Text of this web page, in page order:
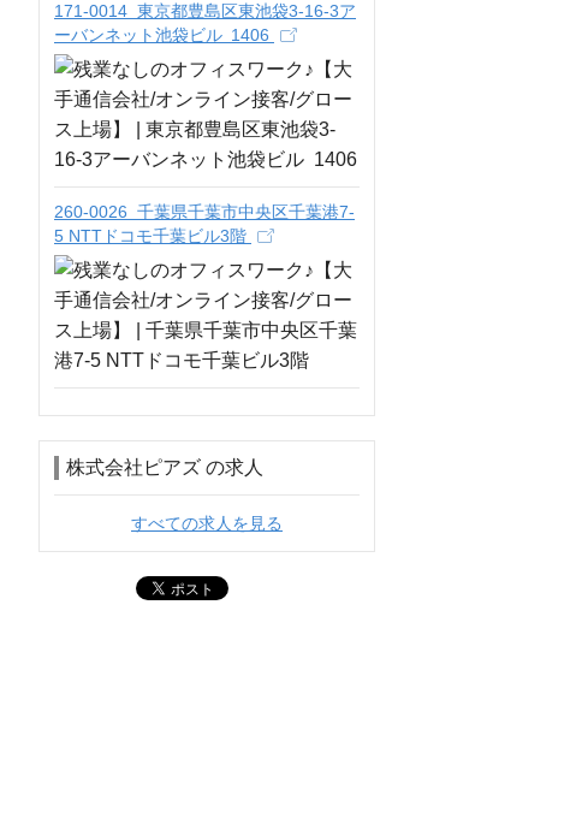
171-0014 東京都豊島区東池袋3-16-3ア
ーバンネット池袋ビル 1406
260-0026 千葉県千葉市中央区千葉港7-
5 NTTドコモ千葉ビル3階
株式会社ピアズ の求人
すべての求人を見る